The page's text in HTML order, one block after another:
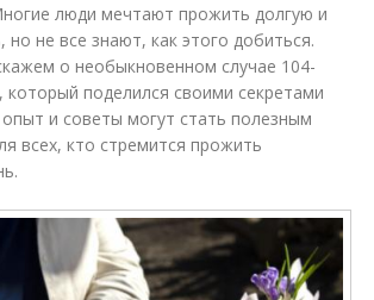
люди мечтают прожить долгую и
не все знают, как этого добиться.
о необыкновенном случае 104-
который поделился своими секретами
опыт и советы могут стать полезным
всех, кто стремится прожить